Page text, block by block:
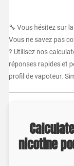
🔧 Vous hésitez sur
Vous ne savez pas
? Utilisez nos
réponses rapides et
profil de vapoteur.
nicotine